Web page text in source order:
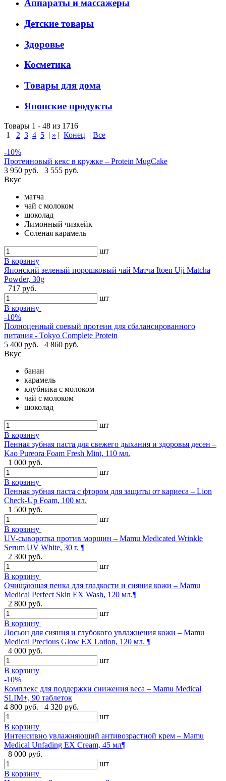
Аппараты и массажеры
Детские товары
Здоровье
Косметика
Товары для дома
Японские продукты
Товары 1 - 48 из 1716
1
2 3 4 5 | » | Конец | Все
-10%
Протеиновый кекс в кружке – Protein MugCake
3 950 руб.
3 555 руб.
Вкус
матча
чай с молоком
шоколад
Лимонный чизкейк
Соленая карамель
шт
В корзину
Японский зеленый порошковый чай Матча Itoen Uji Matcha
Powder, 30g
717 руб.
шт
В корзину
-10%
Полноценный соевый протеин для сбалансированного
питания - Tokyo Complete Protein
5 400 руб.
4 860 руб.
Вкус
банан
карамель
клубника с молоком
чай с молоком
шоколад
шт
В корзину
Пенная зубная паста для свежего дыхания и здоровья десен –
Kao Pureora Foam Fresh Mint, 110 мл.
1 000 руб.
шт
В корзину
Пенная зубная паста с фтором для защиты от кариеса – Lion
Check-Up Foam, 100 мл.
1 500 руб.
шт
В корзину
UV-сыворотка против морщин – Mamu Medicated Wrinkle
Serum UV White, 30 г. ¶
2 300 руб.
шт
В корзину
Очищающая пенка для гладкости и сияния кожи – Mamu
Medical Perfect Skin EX Wash, 120 мл.¶
2 800 руб.
шт
В корзину
Лосьон для сияния и глубокого увлажнения кожи – Mamu
Medical Precious Glow EX Lotion, 120 мл. ¶
4 000 руб.
шт
В корзину
-10%
Комплекс для поддержки снижения веса – Mamu Medical
SLIM+, 90 таблеток
4 800 руб.
4 320 руб.
шт
В корзину
Интенсивно увлажняющий антивозрастной крем – Mamu
Medical Unfading EX Cream, 45 мл¶
8 000 руб.
шт
В корзину